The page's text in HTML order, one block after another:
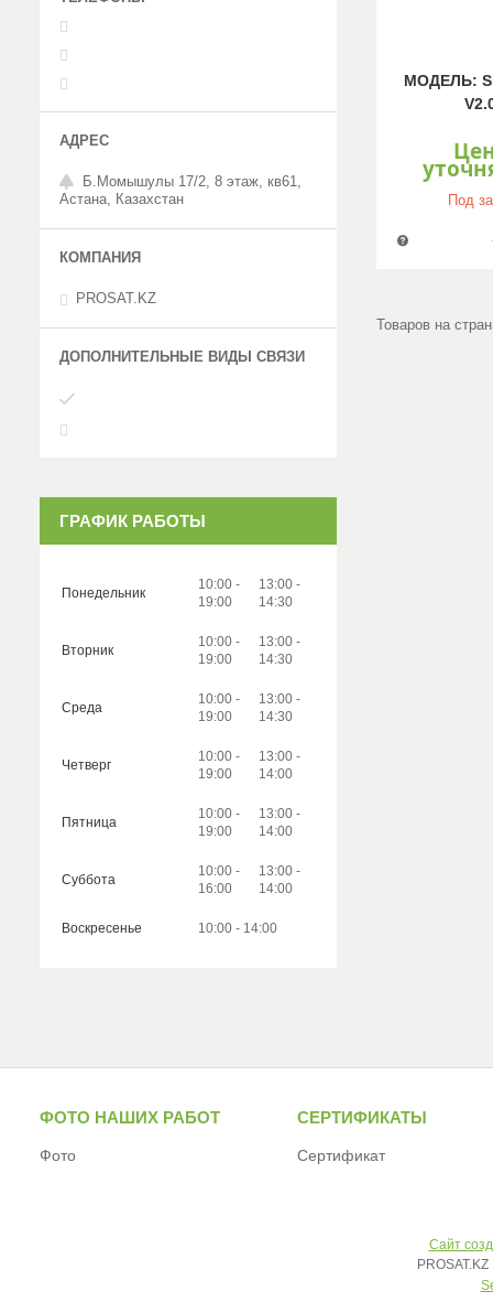
МОДЕЛЬ:
Под
Б.Момышулы 17/2, 8 этаж, кв61,
Астана, Казахстан
PROSAT.KZ
ГРАФИК РАБОТЫ
Понедельник
10:00
19:00
13:00
14:30
Вторник
10:00
19:00
13:00
14:30
Среда
10:00
19:00
13:00
14:30
Четверг
10:00
19:00
13:00
14:00
Пятница
10:00
19:00
13:00
14:00
Суббота
10:00
16:00
13:00
14:00
Воскресенье 10:00 14:00
ФОТО НАШИХ РАБОТ
Фото
СЕРТИФИКАТЫ
Сертификат
Сайт